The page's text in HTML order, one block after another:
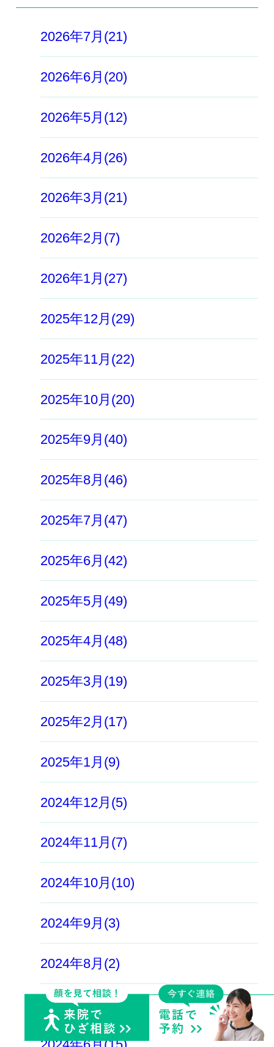
2026年7月(21)
2026年6月(20)
2026年5月(12)
2026年4月(26)
2026年3月(21)
2026年2月(7)
2026年1月(27)
2025年12月(29)
2025年11月(22)
2025年10月(20)
2025年9月(40)
2025年8月(46)
2025年7月(47)
2025年6月(42)
2025年5月(49)
2025年4月(48)
2025年3月(19)
2025年2月(17)
2025年1月(9)
2024年12月(5)
2024年11月(7)
2024年10月(10)
2024年9月(3)
2024年8月(2)
2024年7月(6)